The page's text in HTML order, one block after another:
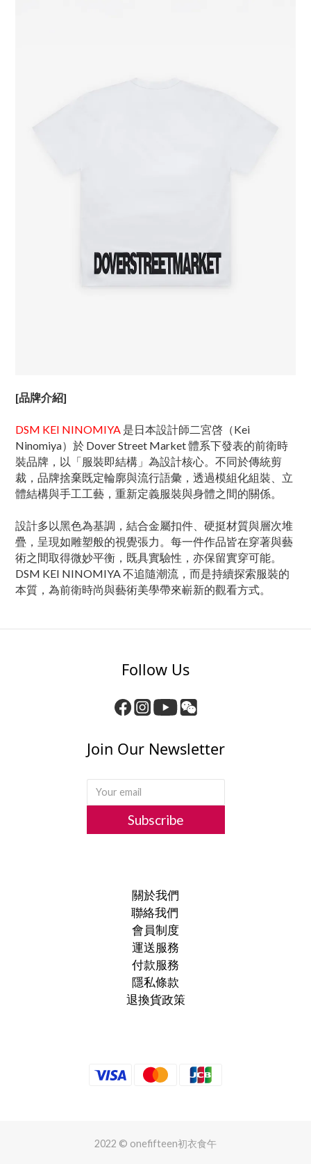
[品牌介紹]
DSM KEI NINOMIYA 是日本設計師二宮啓（Kei
Ninomiya）於 Dover Street Market 體系下發表的前衛時
裝品牌，以「服裝即結構」為設計核心。不同於傳統剪
裁，品牌捨棄既定輪廓與流行語彙，透過模組化組裝、立
體結構與手工工藝，重新定義服裝與身體之間的關係。
設計多以黑色為基調，結合金屬扣件、硬挺材質與層次堆
疊，呈現如雕塑般的視覺張力。每一件作品皆在穿著與藝
術之間取得微妙平衡，既具實驗性，亦保留實穿可能。
DSM KEI NINOMIYA 不追隨潮流，而是持續探索服裝的
本質，為前衛時尚與藝術美學帶來嶄新的觀看方式。
Follow Us
Join Our Newsletter
Subscribe
關於我們
聯絡我們
會員制度
運送服務
付款服務
隱私條款
退換貨政策
2022 © onefifteen初衣食午